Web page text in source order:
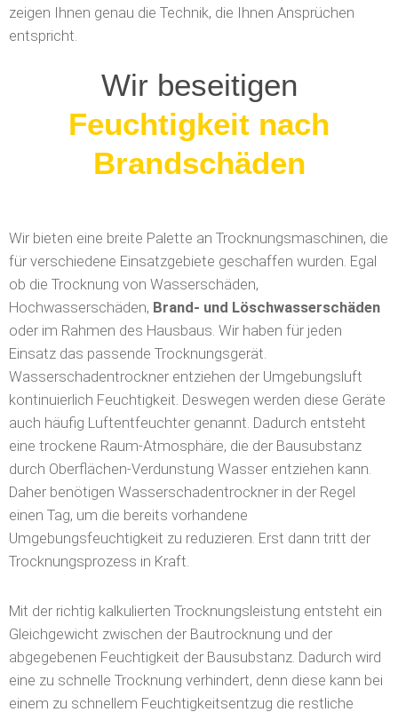
zeigen Ihnen genau die Technik, die Ihnen Ansprüchen
entspricht.
Wir beseitigen
Löschwasserschäden
ob die Trocknung von Wasserschäden,
Hochwasserschäden,Brand- und Löschwasserschäden
oder im Rahmen des Hausbaus. Wir haben für jeden
Einsatz das passende Trocknungsgerät.
Wasserschadentrockner entziehen der Umgebungsluft
kontinuierlich Feuchtigkeit. Deswegen werden diese Geräte
auch häufig Luftentfeuchter genannt. Dadurch entsteht
eine trockene Raum-Atmosphäre, die der Bausubstanz
durch Oberflächen-Verdunstung Wasser entziehen kann.
Daher benötigen Wasserschadentrockner in der Regel
einen Tag, um die bereits vorhandene
Umgebungsfeuchtigkeit zu reduzieren. Erst dann tritt der
Trocknungsprozess in Kraft.
Mit der richtig kalkulierten Trocknungsleistung entsteht ein
abgegebenen Feuchtigkeit der Bausubstanz. Dadurch wird
eine zu schnelle Trocknung verhindert, denn diese kann bei
einem zu schnellem Feuchtigkeitsentzug die restliche
Trocknung verlangsamen. Wir beraten Sie in jedem Fall über
den benötigten Trocknungsbedarf.